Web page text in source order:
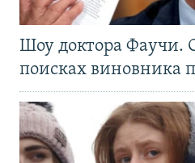
Шоу доктора Фаучи.
поисках виновника